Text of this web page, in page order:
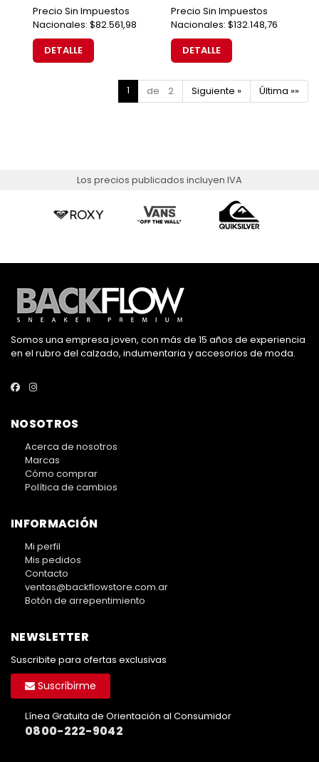
Precio Sin Impuestos
Nacionales: $82.561,98
DETALLE
Precio Sin Impuestos
Nacionales: $132.148,76
DETALLE
1 de 2 Siguiente » Última »»
Los precios publicados incluyen IVA
Somos una empresa joven, con más de 15 años de experiencia
en el rubro del calzado, indumentaria y accesorios de moda.
NOSOTROS
Acerca de nosotros
Marcas
Cómo comprar
Política de cambios
INFORMACIÓN
Mi perfil
Mis pedidos
Contacto
ventas@backflowstore.com.ar
Botón de arrepentimiento
NEWSLETTER
Suscribite para ofertas exclusivas
Suscribirme
Línea Gratuita de Orientación al Consumidor
0800-222-9042